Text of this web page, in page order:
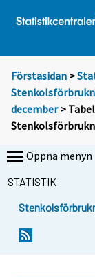
Förstasidan >
december>
Öppna menyn
STATISTIK